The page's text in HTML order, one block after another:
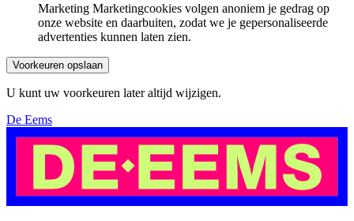
Marketing Marketingcookies volgen anoniem je gedrag op
onze website en daarbuiten, zodat we je gepersonaliseerde
advertenties kunnen laten zien.
Voorkeuren opslaan
U kunt uw voorkeuren later altijd wijzigen.
De Eems